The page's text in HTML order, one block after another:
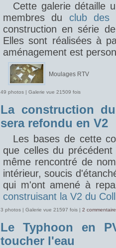
Cette galerie détaille
membres du club des
construction en série
Elles sont réalisées à
aménagement est
Moulages RTV
49 photos | Galerie vue 21509 fois
La construction
sera refondu en V2
Les bases de cette
que celles du
même rencontré de
intérieur, soucis
qui m'ont amené à
construisant la V2 du
3 photos | Galerie vue 21597 fois | 2
Le Typhoon en
toucher l'eau